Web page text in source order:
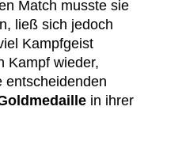
Match musste sie
ließ sich jedoch
Kampfgeist
Kampf wieder,
entscheidenden
in ihrer